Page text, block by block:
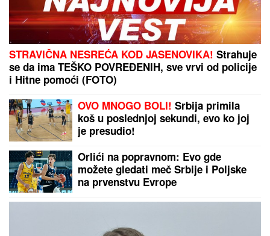
STRAVIČNA NESREĆA KOD JASENOVIKA! Strahuje
se da ima TEŠKO POVREĐENIH, sve vrvi od policije
i Hitne pomoći (FOTO)
OVO MNOGO BOLI! Srbija primila
koš u poslednjoj sekundi, evo ko joj
je presudio!
Orlići na popravnom: Evo gde
možete gledati meč Srbije i Poljske
na prvenstvu Evrope